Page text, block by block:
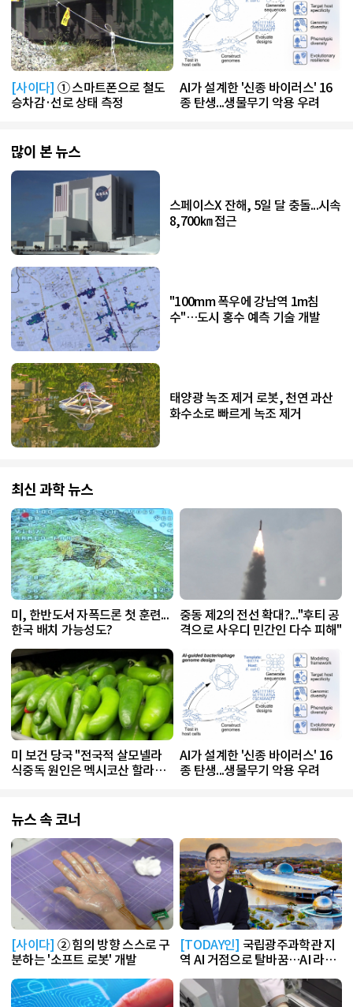
[사이다] ① 스마트폰으로 철도
승차감·선로 상태 측정
AI가 설계한 '신종 바이러스' 16
종 탄생...생물무기 악용 우려
많이 본 뉴스
스페이스X 잔해, 5일 달 충돌...시속
8,700㎞ 접근
"100mm 폭우에 강남역 1m침
수"…도시 홍수 예측 기술 개발
태양광 녹조 제거 로봇, 천연 과산
화수소로 빠르게 녹조 제거
최신 과학 뉴스
미, 한반도서 자폭드론 첫 훈련...
한국 배치 가능성도?
중동 제2의 전선 확대?..."후티 공
격으로 사우디 민간인 다수 피해"
미 보건 당국 "전국적 살모넬라
식중독 원인은 멕시코산 할라피
AI가 설계한 '신종 바이러스' 16
종 탄생...생물무기 악용 우려
뉴스 속 코너
[사이다] ② 힘의 방향 스스로 구
분하는 '소프트 로봇' 개발
[TODAY인] 국립광주과학관 지
역 AI 거점으로 탈바꿈…AI 라운